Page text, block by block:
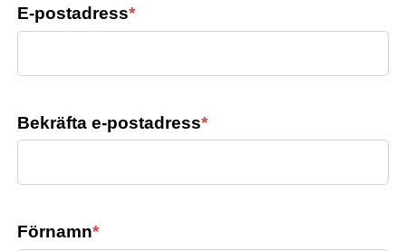
E-postadress*
Bekräfta e-postadress*
Förnamn*